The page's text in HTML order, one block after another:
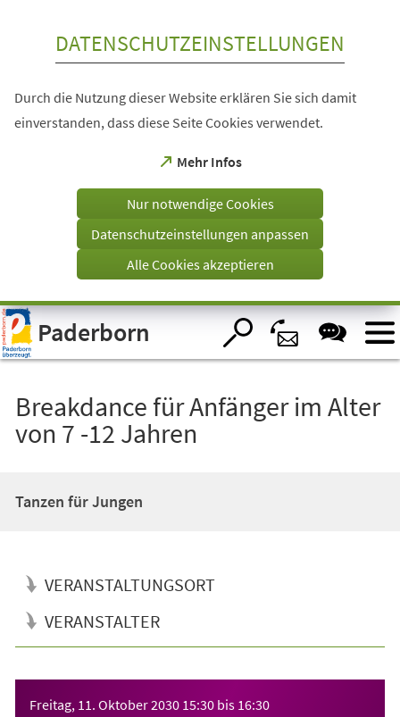
Visuelle
Assistenzsoftware
öffnen.
DATENSCHUTZEINSTELLUNGEN
Durch die Nutzung dieser Website erklären Sie sich damit
einverstanden, dass diese Seite Cookies verwendet.
Mehr Infos
(Öffnet
einem
Tab)
Nur notwendige Cookies
Datenschutzeinstellungen anpassen
Alle Cookies akzeptieren
Paderborn
Breakdance für Anfänger im Alter
von 7 -12 Jahren
Tanzen für Jungen
VERANSTALTUNGSORT
VERANSTALTER
Freitag, 11. Oktober 2030 15:30 bis 16:30